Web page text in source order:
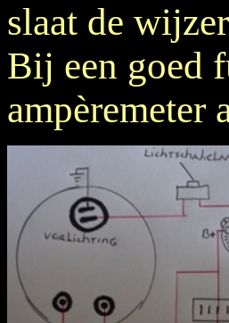
slaat de
Bij een goed
ampèremeter